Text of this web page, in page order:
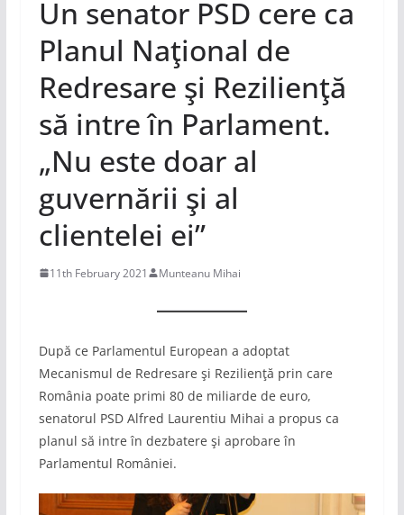
Un senator PSD cere ca
Planul Naţional de
Redresare şi Rezilienţă
să intre în Parlament.
„Nu este doar al
guvernării şi al
clientelei ei”
11th February 2021 Munteanu Mihai
După ce Parlamentul European a adoptat
Mecanismul de Redresare şi Rezilienţă prin care
România poate primi 80 de miliarde de euro,
senatorul PSD Alfred Laurentiu Mihai a propus ca
planul să intre în dezbatere şi aprobare în
Parlamentul României.